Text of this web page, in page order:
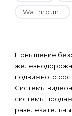
Wallmount
Повышение
подвижного
Системы
системы